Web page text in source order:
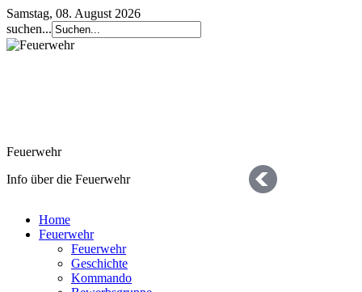
Samstag, 08. August 2026
suchen...
Feuerwehr
Info über die Feuerwehr
Home
Feuerwehr
Feuerwehr
Geschichte
Kommando